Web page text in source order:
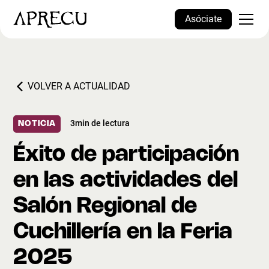
Asóciate
VOLVER A ACTUALIDAD
NOTICIA 3min de lectura
Éxito de participación
en las actividades del
Salón Regional de
Cuchillería en la Feria
2025